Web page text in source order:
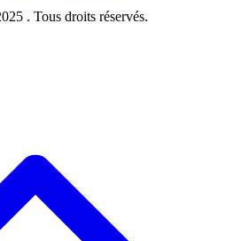
. Tous droits réservés.